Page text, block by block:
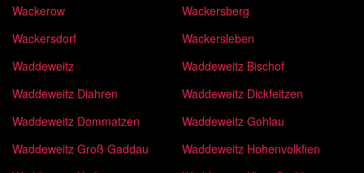
Wackerow
Wackersberg
Wackersdorf
Wackersleben
Waddeweitz
Waddeweitz Bischof
Waddeweitz Diahren
Waddeweitz Dickfeitzen
Waddeweitz Dommatzen
Waddeweitz Gohlau
Waddeweitz Groß Gaddau
Waddeweitz Hohenvolkfien